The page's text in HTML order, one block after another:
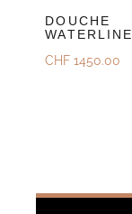
DOUCHE
CHF 1450.00